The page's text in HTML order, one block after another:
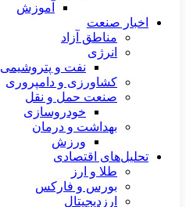
آموزش
اخبار صنعت
مناطق آزاد
انرژی
نفت و پتروشیمی
کشاورزی و دامپروری
صنعت حمل و نقل
خودروسازی
بهداشت و درمان
ورزش
تحلیل‌های اقتصادی
طلا و ارز
بورس و فارکس
ارزدیجیتال